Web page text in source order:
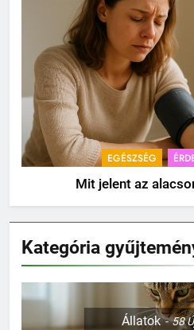
EGÉSZSÉG
Mit jelent az
Kategória
Állatok 58